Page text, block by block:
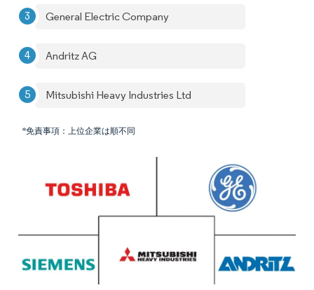
General Electric Company
Andritz AG
Mitsubishi Heavy Industries Ltd
*免責事項：上位企業は順不同